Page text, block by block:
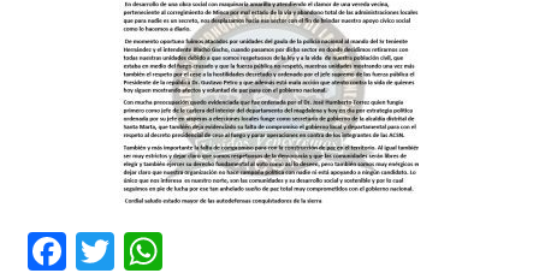
Facebook
TwitterWhatsApp